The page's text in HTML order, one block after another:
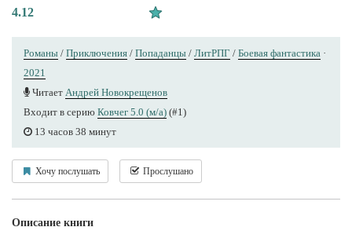
4.12
Романы / Приключения / Попаданцы / ЛитРПГ / Боевая фантастика ·
2021
Читает Андрей Новокрещенов
Входит в серию Ковчег 5.0 (м/а) (#1)
13 часов 38 минут
Хочу послушать Прослушано
Описание книги